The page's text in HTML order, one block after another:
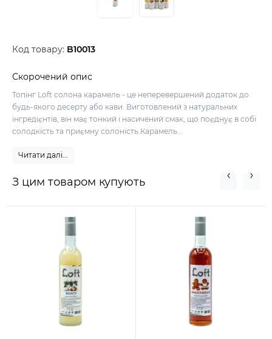
Код товару: B10013
Скорочений опис
Топінг Loft солона карамель - це неперевершений додаток до
будь-якого десерту або кави. Виготовлений з натуральних
інгредієнтів, він має тонкий і насичений смак, що поєднує в собі
солодкість та приємну солоність.Карамель...
Читати далі...
З цим товаром купують